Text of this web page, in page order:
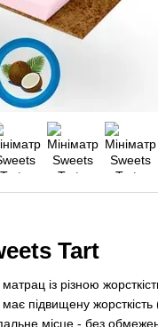
Tart
із різною
підвищену
місце - без